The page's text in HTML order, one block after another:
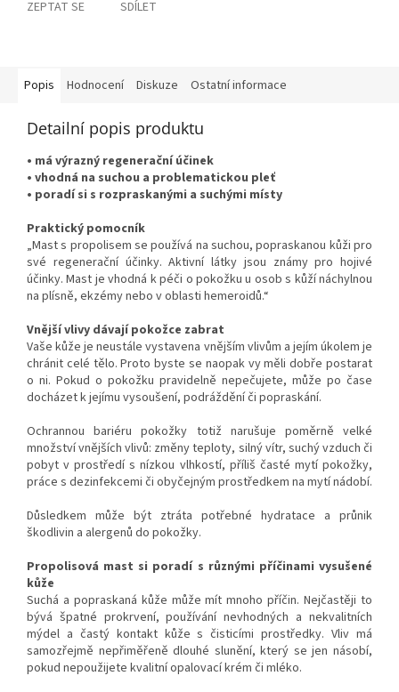
ZEPTAT SE SDÍLET
Popis Hodnocení Diskuze Ostatní informace
Detailní popis produktu
• má výrazný regenerační účinek
• vhodná na suchou a problematickou pleť
• poradí si s rozpraskanými a suchými místy
Praktický pomocník
„Mast s propolisem se používá na suchou, popraskanou kůži pro
své regenerační účinky. Aktivní látky jsou známy pro hojivé
účinky. Mast je vhodná k péči o pokožku u osob s kůží náchylnou
na plísně, ekzémy nebo v oblasti hemeroidů.“
Vnější vlivy dávají pokožce zabrat
Vaše kůže je neustále vystavena vnějším vlivům a jejím úkolem je
chránit celé tělo. Proto byste se naopak vy měli dobře postarat
o ni. Pokud o pokožku pravidelně nepečujete, může po čase
docházet k jejímu vysoušení, podráždění či popraskání.
Ochrannou bariéru pokožky totiž narušuje poměrně velké
množství vnějších vlivů: změny teploty, silný vítr, suchý vzduch či
pobyt v prostředí s nízkou vlhkostí, příliš časté mytí pokožky,
práce s dezinfekcemi či obyčejným prostředkem na mytí nádobí.
Důsledkem může být ztráta potřebné hydratace a průnik
škodlivin a alergenů do pokožky.
Propolisová mast si poradí s různými příčinami vysušené
kůže
Suchá a popraskaná kůže může mít mnoho příčin. Nejčastěji to
bývá špatné prokrvení, používání nevhodných a nekvalitních
mýdel a častý kontakt kůže s čisticími prostředky. Vliv má
samozřejmě nepřiměřeně dlouhé slunění, který se jen násobí,
pokud nepoužijete kvalitní opalovací krém či mléko.